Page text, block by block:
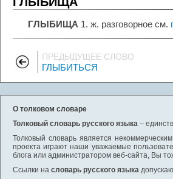
ГЛЫБИЩА 1. ж. разговорное см.
ПРЕДЫДУЩЕЕ СЛОВО
ГЛЫБИТЬСЯ
О толковом словаре
Толковый словарь русского языка –
Толковый словарь является
проекта играют наши уважаемые
блога или администратором веб-сайта, Вы
Ссылки на словарь русского языка